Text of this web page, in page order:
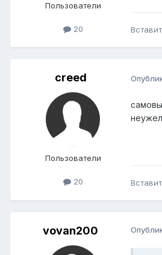
Пользователи
20
creed
Пользователи
20
vovan200